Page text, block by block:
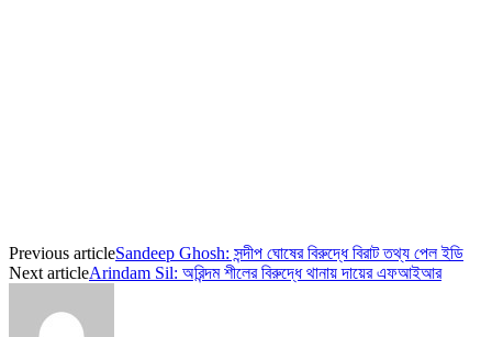
Previous articleSandeep Ghosh: সন্দীপ ঘোষের বিরুদ্ধে বিরাট তথ্য পেল ইডি
Next articleArindam Sil: অরিন্দম শীলের বিরুদ্ধে থানায় দায়ের এফআইআর